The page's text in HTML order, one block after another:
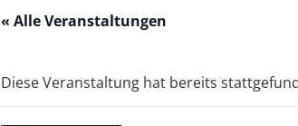
« Alle Veranstaltungen
Diese Veranstaltung hat bereits